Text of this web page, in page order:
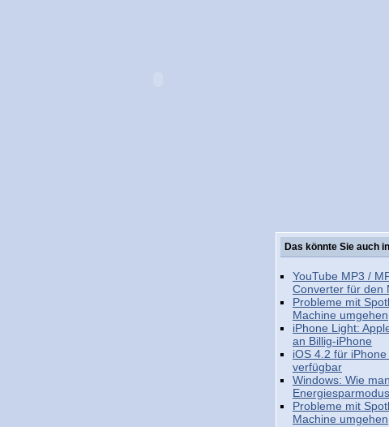
Das könnte Sie auch
YouTube MP3 /
Converter für den
Probleme mit
Machine umgehen
iPhone Light:
an Billig-iPhone
iOS 4.2 für
verfügbar
Windows: Wie
Probleme mit
Machine umgehen